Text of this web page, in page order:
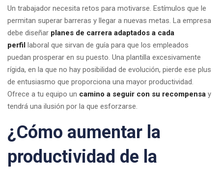
Un trabajador necesita retos para motivarse. Estímulos que le
permitan superar barreras y llegar a nuevas metas. La empresa
debe diseñar planes de carrera adaptados a cada
perfil laboral que sirvan de guía para que los empleados
puedan prosperar en su puesto. Una plantilla excesivamente
rígida, en la que no hay posibilidad de evolución, pierde ese plus
de entusiasmo que proporciona una mayor productividad.
Ofrece a tu equipo un camino a seguir con su recompensa y
tendrá una ilusión por la que esforzarse.
¿Cómo aumentar la
productividad de la